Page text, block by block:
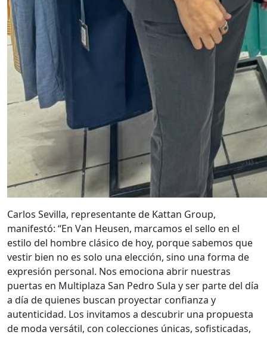
Carlos Sevilla, representante de Kattan Group,
manifestó: “En Van Heusen, marcamos el sello en el
estilo del hombre clásico de hoy, porque sabemos que
vestir bien no es solo una elección, sino una forma de
expresión personal. Nos emociona abrir nuestras
puertas en Multiplaza San Pedro Sula y ser parte del día
a día de quienes buscan proyectar confianza y
autenticidad. Los invitamos a descubrir una propuesta
de moda versátil, con colecciones únicas, sofisticadas,